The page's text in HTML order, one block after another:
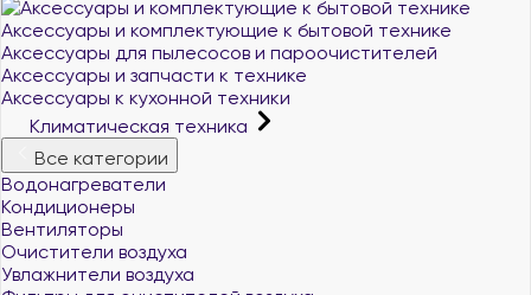
Аксессуары и комплектующие к бытовой технике
Аксессуары для пылесосов и пароочистителей
Аксессуары и запчасти к технике
Аксессуары к кухонной техники
Климатическая техника
Все категории
Водонагреватели
Кондиционеры
Вентиляторы
Очистители воздуха
Увлажнители воздуха